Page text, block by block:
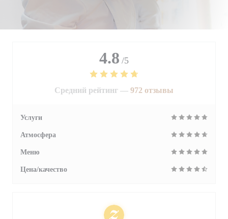
4.8 /5
Средний рейтинг — 972 отзывы
Услуги
Атмосфера
Меню
Цена/качество